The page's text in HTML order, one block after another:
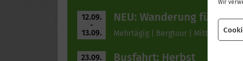
Wir
12.09.
-
13.09.
NEU: Wanderung für
Mehrtägig | Bergtour | Mittel | Mittel
23.09.
Busfahrt: Herbst